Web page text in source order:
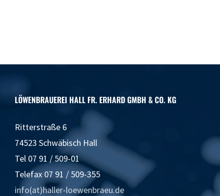
LÖWENBRAUEREI HALL FR. ERHARD GMBH & CO. KG
Ritterstraße 6
74523 Schwäbisch Hall
Tel 07 91 / 509-01
Telefax 07 91 / 509-355
info(at)haller-loewenbraeu.de